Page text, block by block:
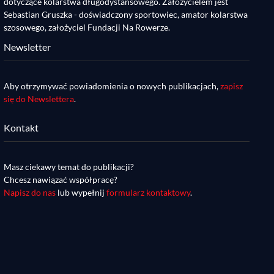
Sebastian Gruszka - doświadczony sportowiec, amator kolarstwa
szosowego, założyciel Fundacji Na Rowerze.
Newsletter
Aby otrzymywać powiadomienia o nowych publikacjach,zapisz
się do Newslettera.
Kontakt
Masz ciekawy temat do publikacji?
Chcesz nawiązać współpracę?
Napisz do nas lub wypełnijformularz kontaktowy.